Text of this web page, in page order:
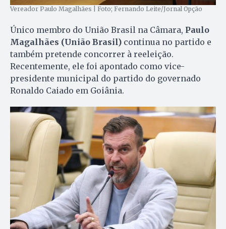
Vereador Paulo Magalhães | Foto; Fernando Leite/Jornal Opção
Único membro do União Brasil na Câmara, Paulo
Magalhães (União Brasil) continua no partido e
também pretende concorrer à reeleição.
Recentemente, ele foi apontado como vice-
presidente municipal do partido do governado
Ronaldo Caiado em Goiânia.